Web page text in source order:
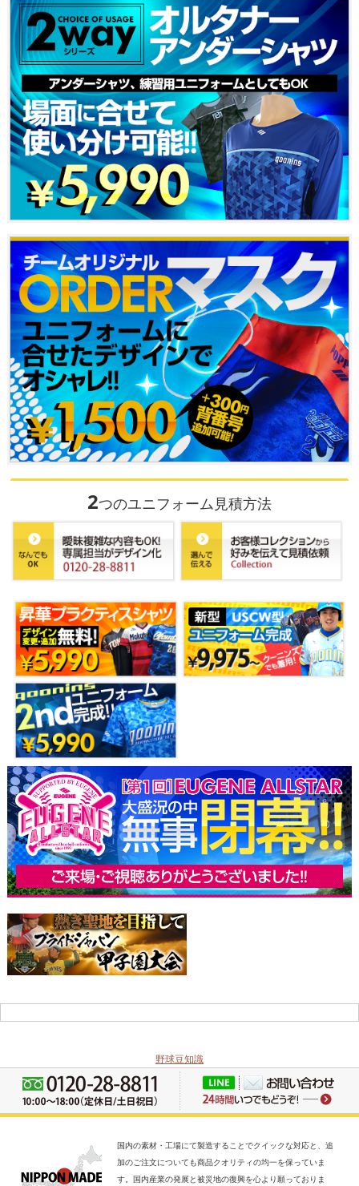
2つのユニフォーム見積方法
野球豆知識
国内の素材・工場にて製造することでクイックな対応と、追
加のご注文についても商品クオリティの均一を保っていま
す。国内産業の発展と被災地の復興を心より願っておりま